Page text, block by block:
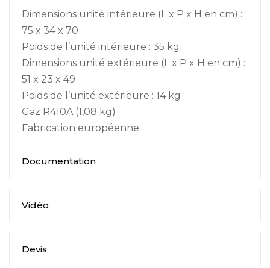
Dimensions unité intérieure (L x P x H en cm) :
75 x 34 x 70
Poids de l’unité intérieure : 35 kg
Dimensions unité extérieure (L x P x H en cm) :
51 x 23 x 49
Poids de l’unité extérieure : 14 kg
Gaz R410A (1,08 kg)
Fabrication européenne
Documentation
Vidéo
Devis